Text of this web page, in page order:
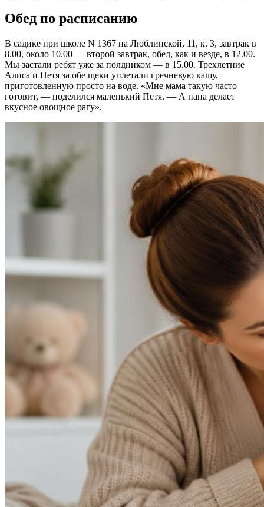
Обед по расписанию
В садике при школе N 1367 на Люблинской, 11, к. 3, завтрак в
8.00, около 10.00 — второй завтрак, обед, как и везде, в 12.00.
Мы застали ребят уже за полдником — в 15.00. Трехлетние
Алиса и Петя за обе щеки уплетали гречневую кашу,
приготовленную просто на воде. «Мне мама такую часто
готовит, — поделился маленький Петя. — А папа делает
вкусное овощное рагу».